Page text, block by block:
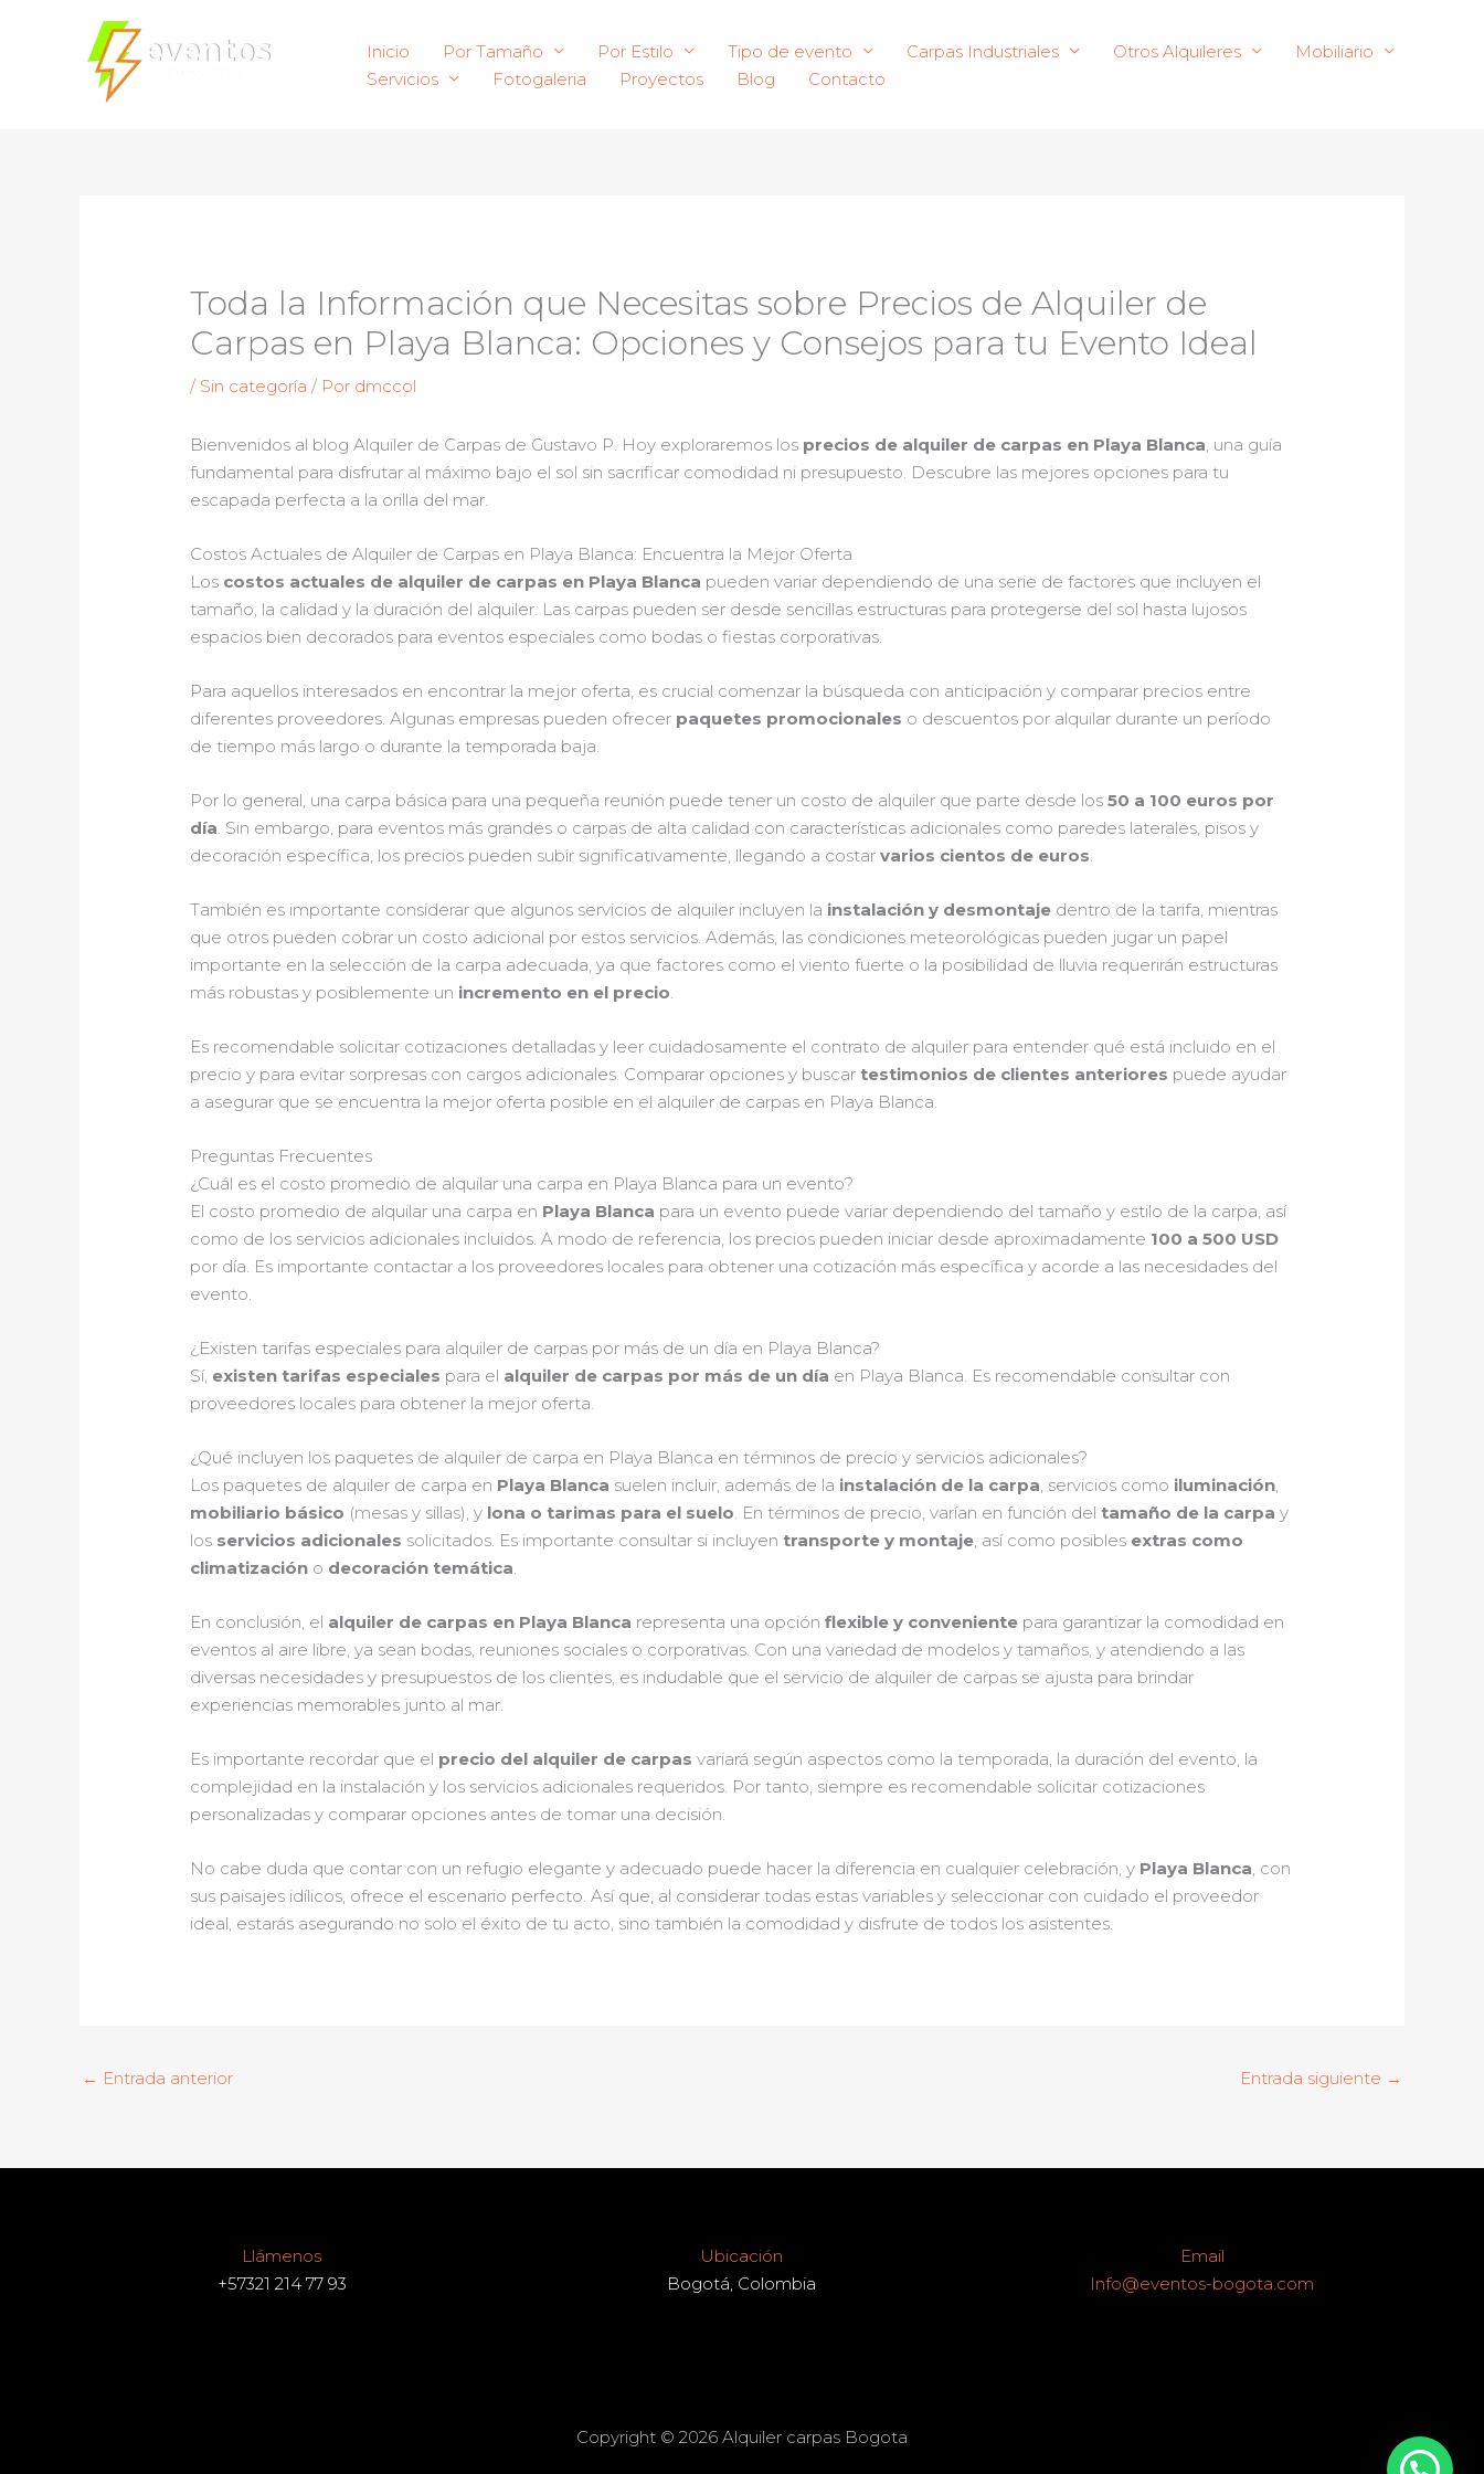
Inicio Por Tamaño Por Estilo Tipo de evento Carpas Industriales Otros Alquileres
Mobiliario
Servicios
Fotogaleria Proyectos Blog Contacto
Toda la Información que Necesitas sobre Precios de Alquiler de
Carpas en Playa Blanca: Opciones y Consejos para tu Evento Ideal
/ Sin categoría / Por dmccol
Bienvenidos al blog Alquiler de Carpas de Gustavo P. Hoy exploraremos los precios de alquiler de carpas en Playa Blanca, una guía
fundamental para disfrutar al máximo bajo el sol sin sacrificar comodidad ni presupuesto. Descubre las mejores opciones para tu
escapada perfecta a la orilla del mar.
Costos Actuales de Alquiler de Carpas en Playa Blanca: Encuentra la Mejor Oferta
Los costos actuales de alquiler de carpas en Playa Blanca pueden variar dependiendo de una serie de factores que incluyen el
tamaño, la calidad y la duración del alquiler. Las carpas pueden ser desde sencillas estructuras para protegerse del sol hasta lujosos
espacios bien decorados para eventos especiales como bodas o fiestas corporativas.
Para aquellos interesados en encontrar la mejor oferta, es crucial comenzar la búsqueda con anticipación y comparar precios entre
diferentes proveedores. Algunas empresas pueden ofrecer paquetes promocionales o descuentos por alquilar durante un período
de tiempo más largo o durante la temporada baja.
Por lo general, una carpa básica para una pequeña reunión puede tener un costo de alquiler que parte desde los50 a 100 euros por
día. Sin embargo, para eventos más grandes o carpas de alta calidad con características adicionales como paredes laterales, pisos y
decoración específica, los precios pueden subir significativamente, llegando a costarvarios cientos de euros.
También es importante considerar que algunos servicios de alquiler incluyen la instalación y desmontaje dentro de la tarifa, mientras
que otros pueden cobrar un costo adicional por estos servicios. Además, las condiciones meteorológicas pueden jugar un papel
importante en la selección de la carpa adecuada, ya que factores como el viento fuerte o la posibilidad de lluvia requerirán estructuras
más robustas y posiblemente un incremento en el precio.
Es recomendable solicitar cotizaciones detalladas y leer cuidadosamente el contrato de alquiler para entender qué está incluido en el
precio y para evitar sorpresas con cargos adicionales. Comparar opciones y buscartestimonios de clientes anteriores puede ayudar
a asegurar que se encuentra la mejor oferta posible en el alquiler de carpas en Playa Blanca.
Preguntas Frecuentes
¿Cuál es el costo promedio de alquilar una carpa en Playa Blanca para un evento?
El costo promedio de alquilar una carpa en Playa Blanca para un evento puede variar dependiendo del tamaño y estilo de la carpa, así
como de los servicios adicionales incluidos. A modo de referencia, los precios pueden iniciar desde aproximadamente 100 a 500 USD
por día. Es importante contactar a los proveedores locales para obtener una cotización más específica y acorde a las necesidades del
evento.
¿Existen tarifas especiales para alquiler de carpas por más de un día en Playa Blanca?
Sí, existen tarifas especiales para el alquiler de carpas por más de un día en Playa Blanca. Es recomendable consultar con
proveedores locales para obtener la mejor oferta.
¿Qué incluyen los paquetes de alquiler de carpa en Playa Blanca en términos de precio y servicios adicionales?
Los paquetes de alquiler de carpa en Playa Blanca suelen incluir, además de la instalación de la carpa, servicios como iluminación,
mobiliario básico (mesas y sillas), y lona o tarimas para el suelo. En términos de precio, varían en función deltamaño de la carpa y
los servicios adicionales solicitados. Es importante consultar si incluyentransporte y montaje, así como posibles extras como
climatización o decoración temática.
En conclusión, el alquiler de carpas en Playa Blanca representa una opciónflexible y conveniente para garantizar la comodidad en
eventos al aire libre, ya sean bodas, reuniones sociales o corporativas. Con una variedad de modelos y tamaños, y atendiendo a las
diversas necesidades y presupuestos de los clientes, es indudable que el servicio de alquiler de carpas se ajusta para brindar
experiencias memorables junto al mar.
Es importante recordar que el precio del alquiler de carpas variará según aspectos como la temporada, la duración del evento, la
complejidad en la instalación y los servicios adicionales requeridos. Por tanto, siempre es recomendable solicitar cotizaciones
personalizadas y comparar opciones antes de tomar una decisión.
No cabe duda que contar con un refugio elegante y adecuado puede hacer la diferencia en cualquier celebración, y Playa Blanca, con
sus paisajes idílicos, ofrece el escenario perfecto. Así que, al considerar todas estas variables y seleccionar con cuidado el proveedor
ideal, estarás asegurando no solo el éxito de tu acto, sino también la comodidad y disfrute de todos los asistentes.
← Entrada anterior Entrada siguiente →
Llámenos
+57321 214 77 93
Ubicación
Bogotá, Colombia
Email
Info@eventos-bogota.com
Copyright © 2026 Alquiler carpas Bogota